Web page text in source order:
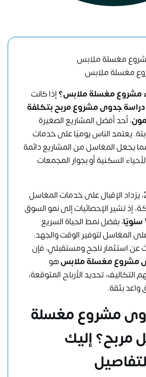
مغسلة ملابس
مشروع مغسلة ملابس؟إذا كانت
دراسة جدوى مشروعمربح بتكلفة
، أحد أفضل المشاريع الصغيرة
يعتمد الناس يوميًا على خدمات
يجعل المغاسل من المشاريع دائمة
السكنية أو بجوار المجمعات
مع حلول عام 2025، يزداد الإقبال على خدمات المغاسل
إذ تشير الإحصائيات إلى نمو السوق
، بفضل نمط الحياة السريع
المغاسل لتوفير الوقت والجهد.
عن استثمار ناجح ومستقبلي، فإن
مشروع مغسلة ملابسهو
تحديد الأرباح المتوقعة،
بثقة.
مشروع مغسلة
إليك